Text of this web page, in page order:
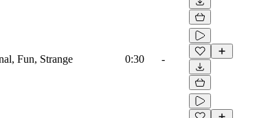
Fun, Strange 0:30 -